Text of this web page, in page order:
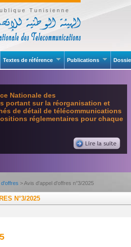
Tunisienne
Textes de référence Publications
Nationale des
portant sur la réorganisation et
de détail de télécommunications
réglementaires pour chaque
> Avis d'appel d'offres n°3/2025
N°3/2025